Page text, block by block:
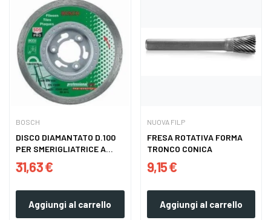
BOSCH
DISCO DIAMANTATO D.100
PER SMERIGLIATRICE A...
31,63 €
Aggiungi al carrello
NUOVA FILP
FRESA ROTATIVA FORMA
TRONCO CONICA
9,15 €
Aggiungi al carrello